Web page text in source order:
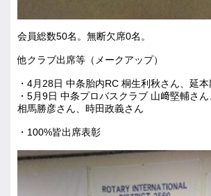
会員総数50名。無断欠席0名。
他クラブ出席等（メークアップ）
・4月28日 中条胎内RC 桐生利秋さん、延
・5月9日 中条プロバスクラブ 山﨑堅輔さん
相馬勝彦さん、時田政義さん
・100%皆出席表彰